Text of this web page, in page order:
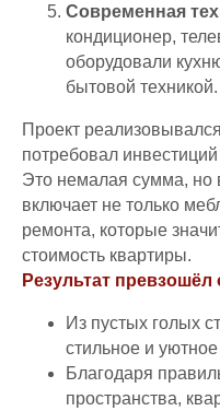
Современная
кондиционер,
оборудовали
бытовой техникой.
Проект
потребовал
Это немалая сумма, но
включает не только
ремонта, которые
стоимость квартиры.
Результат
Из пустых голых
стильное и
Благодаря
пространства,